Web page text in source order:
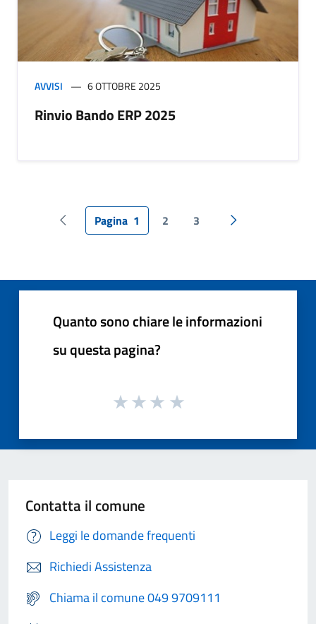
AVVISI 6 OTTOBRE 2025
Rinvio Bando ERP 2025
Pagina precedente
Pagina 1 2 3
Pagina
Quanto sono chiare le informazioni
su questa pagina?
Contatta il comune
Leggi le domande frequenti
Richiedi Assistenza
Chiama il comune 049 9709111